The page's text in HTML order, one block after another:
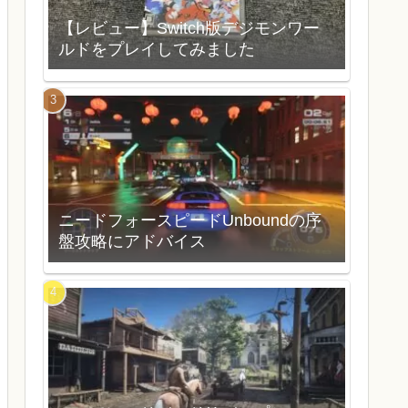
【レビュー】Switch版デジモンワー
ルドをプレイしてみました
ニードフォースピードUnboundの序
盤攻略にアドバイス